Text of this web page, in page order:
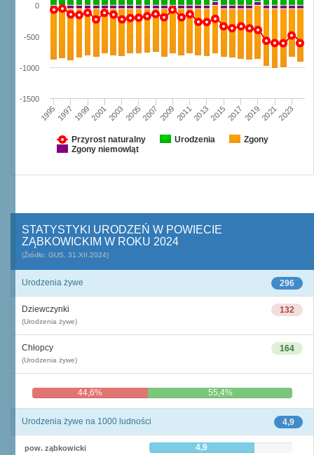
Przyrost naturalny Urodzenia
Zgony
Zgony niemowląt
1995199719992001200320052007 20092011201320152017 201920212023
-1500
-1000
-500
0
STATYSTYKI URODZEŃ W POWIECIE
ZĄBKOWICKIM W ROKU 2024
(Źródło: GUS, 31.XII.2024)
296
Urodzenia żywe
132
Dziewczynki
(Urodzenia żywe)
164
Chłopcy
(Urodzenia żywe)
44,6% 55,4%
4,9
Urodzenia żywe na 1000 ludności
pow. ząbkowicki 4,9